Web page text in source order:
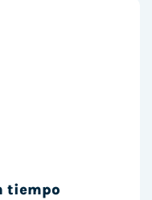
tiempo